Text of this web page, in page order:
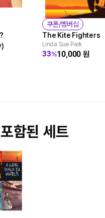
쿠폰/멤버십
The Kite Fighters
Linda Sue Park
33%10,000원
함된 세트